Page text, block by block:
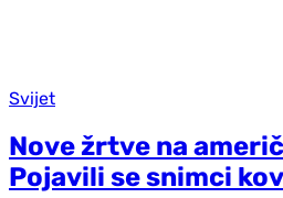
Svijet
Nove žrtve na
Pojavili se snimci